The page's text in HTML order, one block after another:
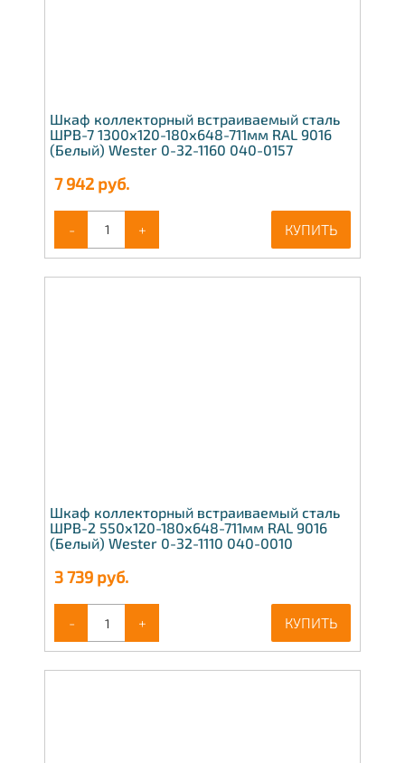
Шкаф коллекторный встраиваемый сталь
ШРВ-7 1300х120-180х648-711мм RAL 9016
(Белый) Wester 0-32-1160 040-0157
7 942 руб.
- + КУПИТЬ
Шкаф коллекторный встраиваемый сталь
ШРВ-2 550х120-180х648-711мм RAL 9016
(Белый) Wester 0-32-1110 040-0010
3 739 руб.
- + КУПИТЬ